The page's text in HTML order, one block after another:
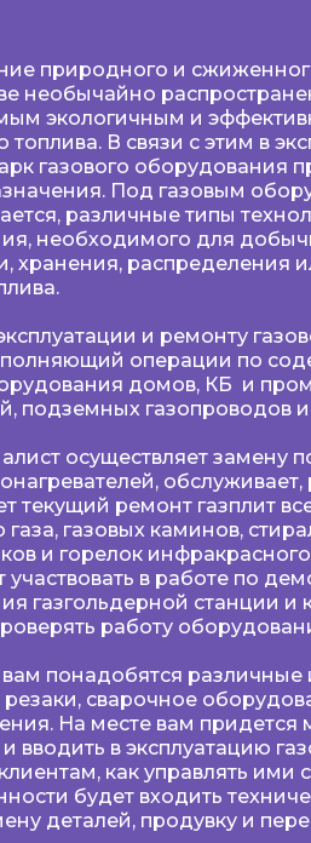
природного и
необычайно
экологичным и
топлива. В связи с этим в
газового оборудования
Под газовым
различные типы
необходимого для
хранения, распределения
и ремонту
операции по
домов, КБ и
подземных газопроводов
осуществляет замену
обслуживает,
текущий ремонт газплит
газовых каминов,
и горелок
участвовать в работе по
газгольдерной станции и
работу
понадобятся различные
сварочное
На месте вам придется
вводить в эксплуатацию
как управлять ими
будет входить
деталей, продувку и